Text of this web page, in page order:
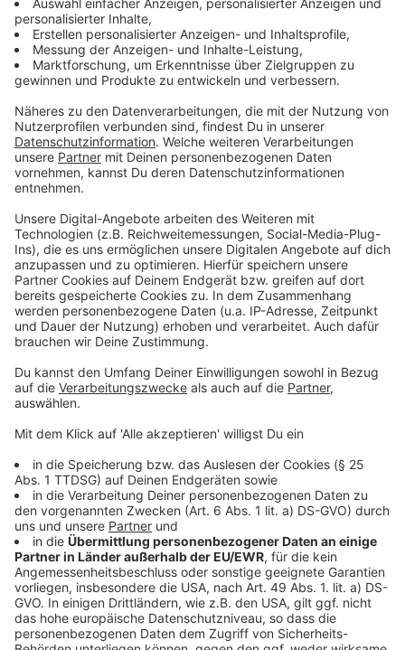
Am Dienstag (07.05.) haben die Anwälte von AfD und
Bundesamt für Verfassungsschutz (BfV) ihren
Schlagabtausch fortgesetzt. Dabei ging es unter
anderem um Stellungnahmen zu vor rund einer Woche
abgelehnten über 470 Beweisanträgen. Die AfD-
Vertreter äußerten ihr Unverständnis über die
Entscheidung des Gerichts. Der 5. Senat müsse sich
fragen lassen, ob der angelegte Beweismaßstab noch
der richtige sei. "Was kann überhaupt geleistet
werden, um die rechtsstaatlichen Grundsätze zu
gewährleisten?", fragte AfD-Anwalt Christian Conrad.
Anzeige
Der Anwalt des Verfassungsschutzes, Wolfgang Roth,
warf der AfD vor, die letzten vier Jahre seit der ersten
Klage vor dem Verwaltungsgericht in Köln nicht
genutzt zu haben. "Es gab reichlich Zeit. Der Prozess
hätte alles viel früher im schriftlichen Verfahren
beginnen können."
Anzeige
© ANTENNE MÜNSTER
Wegen des großen Interesses hatten die ersten